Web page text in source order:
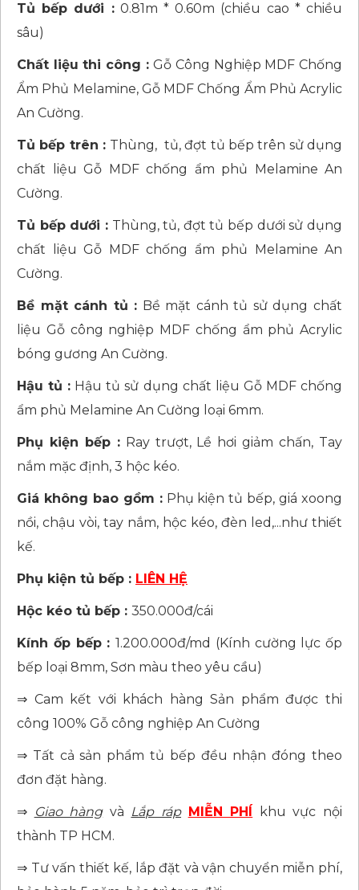
Tủ bếp dưới :0.81m * 0.60m (chiều cao * chiều
sâu)
Chất liệu thi công :Gỗ Công Nghiệp MDF Chống
Ẩm Phủ Melamine, Gỗ MDF Chống Ẩm Phủ Acrylic
An Cường.
Tủ bếp trên : Thùng, tủ, đợt tủ bếp trên sử dụng
chất liệu Gỗ MDF chống ẩm phủ Melamine An
Cường.
Tủ bếp dưới :Thùng, tủ, đợt tủ bếp dưới sử dụng
chất liệu Gỗ MDF chống ẩm phủ Melamine An
Cường.
Bề mặt cánh tủ : Bề mặt cánh tủ sử dụng chất
liệu Gỗ công nghiệp MDF chống ẩm phủ Acrylic
bóng gương An Cường.
Hậu tủ : Hậu tủ sử dụng chất liệu Gỗ MDF chống
ẩm phủ Melamine An Cường loại 6mm.
Phụ kiện bếp :Ray trượt, Lề hơi giảm chấn, Tay
nắm mặc định, 3 hộc kéo.
Giá không bao gồm :Phụ kiện tủ bếp, giá xoong
nồi, chậu vòi, tay nắm, hộc kéo, đèn led,...như thiết
kế.
Phụ kiện tủ bếp : LIÊN HỆ
Hộc kéo tủ bếp : 350.000đ/cái
Kính ốp bếp : 1.200.000đ/md (Kính cường lực ốp
bếp loại 8mm, Sơn màu theo yêu cầu)
⇒ Cam kết với khách hàng Sản phẩm được thi
công 100% Gỗ công nghiệp An Cường
⇒ Tất cả sản phẩm tủ bếp đều nhận đóng theo
đơn đặt hàng.
⇒ Giao hàngvà Lắp ráp MIỄN PHÍ khu vực nội
thành TP HCM.
⇒ Tư vấn thiết kế, lắp đặt và vận chuyển miễn phí,